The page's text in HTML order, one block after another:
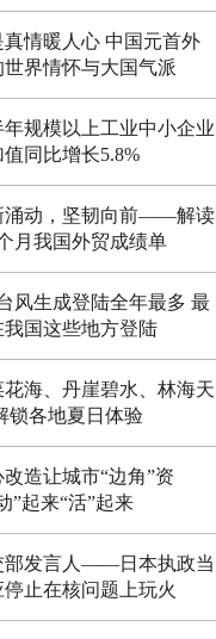
真情暖人心 中国元首外
世界情怀与大国气派
年规模以上工业中小企业
值同比增长5.8%
涌动，坚韧向前——解读
月我国外贸成绩单
风生成登陆全年最多 最
我国这些地方登陆
花海、丹崖碧水、林海天
锁各地夏日体验
改造让城市“边角”资
”起来“活”起来
部发言人——日本执政当
停止在核问题上玩火